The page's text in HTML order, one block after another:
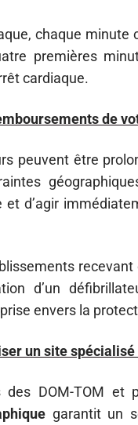
chaque minute
premières
cardiaque.
de
peuvent être
d’agir
d’un
envers la
un site
des DOM-TOM et
garantit un